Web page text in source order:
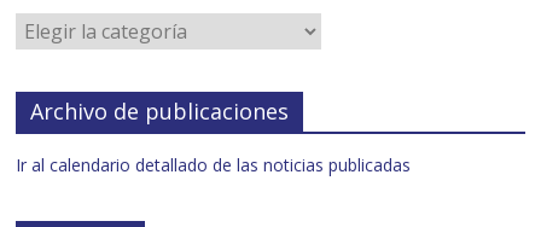
Archivo de publicaciones
Ir al calendario detallado de las noticias publicadas